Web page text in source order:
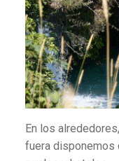
En los
fuera disponemos